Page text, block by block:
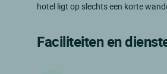
hotel ligt op slechts een korte
Faciliteiten en